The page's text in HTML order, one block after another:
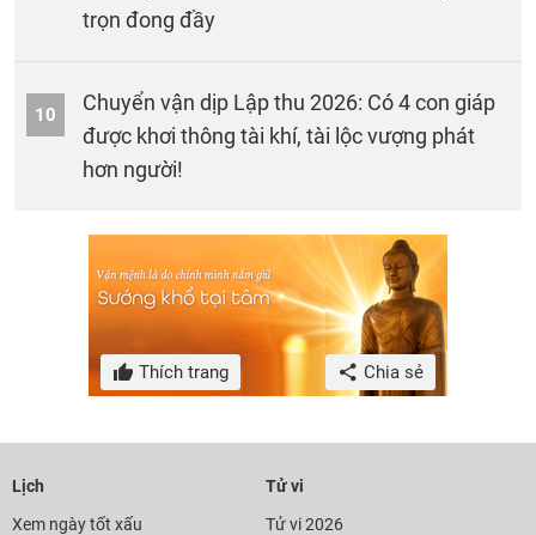
trọn đong đầy
10
Chuyển vận dịp Lập thu 2026: Có 4 con giáp
được khơi thông tài khí, tài lộc vượng phát
hơn người!
Thích trang Chia sẻ
Lịch
Xem ngày tốt xấu
Tử vi
Tử vi 2026